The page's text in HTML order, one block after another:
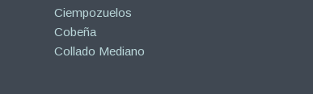
Ciempozuelos
Cobeña
Collado Mediano